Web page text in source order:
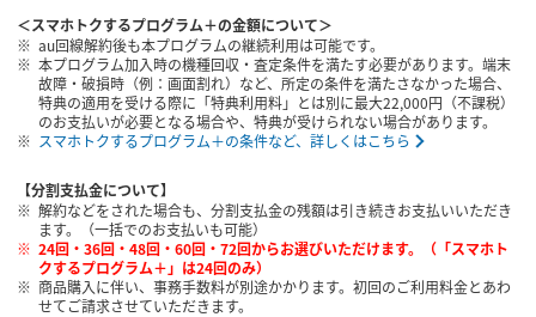
＜スマホトクするプログラム＋の金額について＞
au回線解約後も本プログラムの継続利用は可能です。
本プログラム加入時の機種回収・査定条件を満たす必要があります。端末
故障・破損時（例：画面割れ）など、所定の条件を満たさなかった場合、
特典の適用を受ける際に「特典利用料」とは別に最大22,000円（不課税）
のお支払いが必要となる場合や、特典が受けられない場合があります。
スマホトクするプログラム＋の条件など、詳しくはこちら
【分割支払金について】
解約などをされた場合も、分割支払金の残額は引き続きお支払いいただき
ます。（一括でのお支払いも可能）
24回・36回・48回・60回・72回からお選びいただけます。（「スマホト
クするプログラム＋」は24回のみ）
商品購入に伴い、事務手数料が別途かかります。初回のご利用料金とあわ
せてご請求させていただきます。